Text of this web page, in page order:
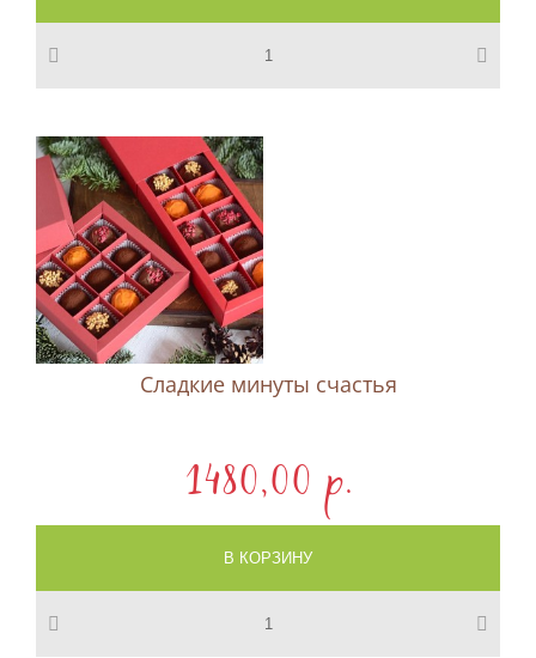
Сладкие минуты счастья
1480,00 p.